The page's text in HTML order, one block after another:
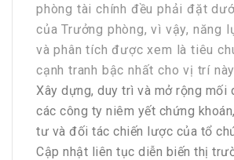
phòng tài chính đều phải đặt
của Trưởng phòng, vì vậy, năng
và phân tích được xem là tiêu
cạnh tranh bậc nhất cho vị trí này.
Xây dựng, duy trì và mở rộng mối
các công ty niêm yết chứng
tư và đối tác chiến lược của tổ
Cập nhật liên tục diễn biến thị